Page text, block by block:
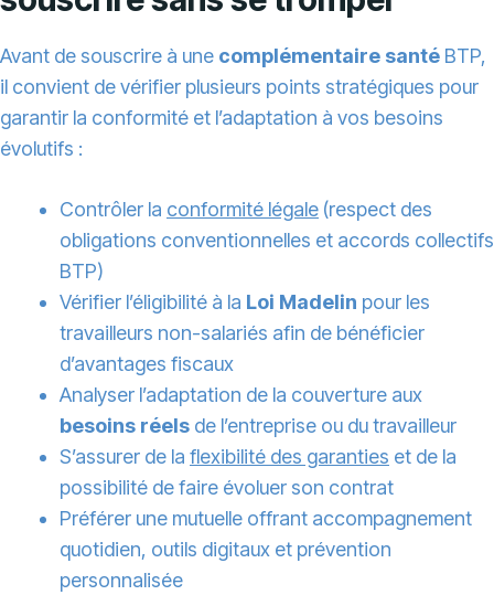
Avant de souscrire à une complémentaire santé BTP,
il convient de vérifier plusieurs points stratégiques pour
garantir la conformité et l’adaptation à vos besoins
évolutifs :
Contrôler la conformité légale (respect des
obligations conventionnelles et accords collectifs
BTP)
Vérifier l’éligibilité à la Loi Madelin pour les
travailleurs non-salariés afin de bénéficier
d’avantages fiscaux
Analyser l’adaptation de la couverture aux
besoins réels de l’entreprise ou du travailleur
S’assurer de la flexibilité des garanties et de la
possibilité de faire évoluer son contrat
Préférer une mutuelle offrant accompagnement
quotidien, outils digitaux et prévention
personnalisée